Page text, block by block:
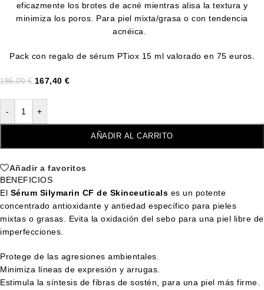
eficazmente los brotes de acné mientras alisa la textura y
minimiza los poros. Para piel mixta/grasa o con tendencia
acnéica.
Pack con regalo de sérum PTiox 15 ml valorado en 75 euros.
186,00€ 167,40 €
- +
AÑADIR AL CARRITO
Añadir a favoritos
BENEFICIOS
El Sérum Silymarin CF de Skinceuticals es un potente
concentrado antioxidante y antiedad específico para pieles
mixtas o grasas. Evita la oxidación del sebo para una piel libre de
imperfecciones.
Protege de las agresiones ambientales.
Minimiza líneas de expresión y arrugas.
Estimula la síntesis de fibras de sostén, para una piel más firme.